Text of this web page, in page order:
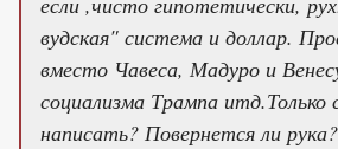
вудская" система и доллар.
вместо Чавеса, Мадуро и
социализма Трампа
написать? Повернется ли рука?